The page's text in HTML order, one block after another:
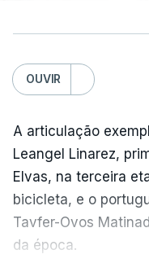
OUVIR
A articulação
Leangel Linarez,
Elvas, na terceira
bicicleta, e o
Tavfer-Ovos
da época.